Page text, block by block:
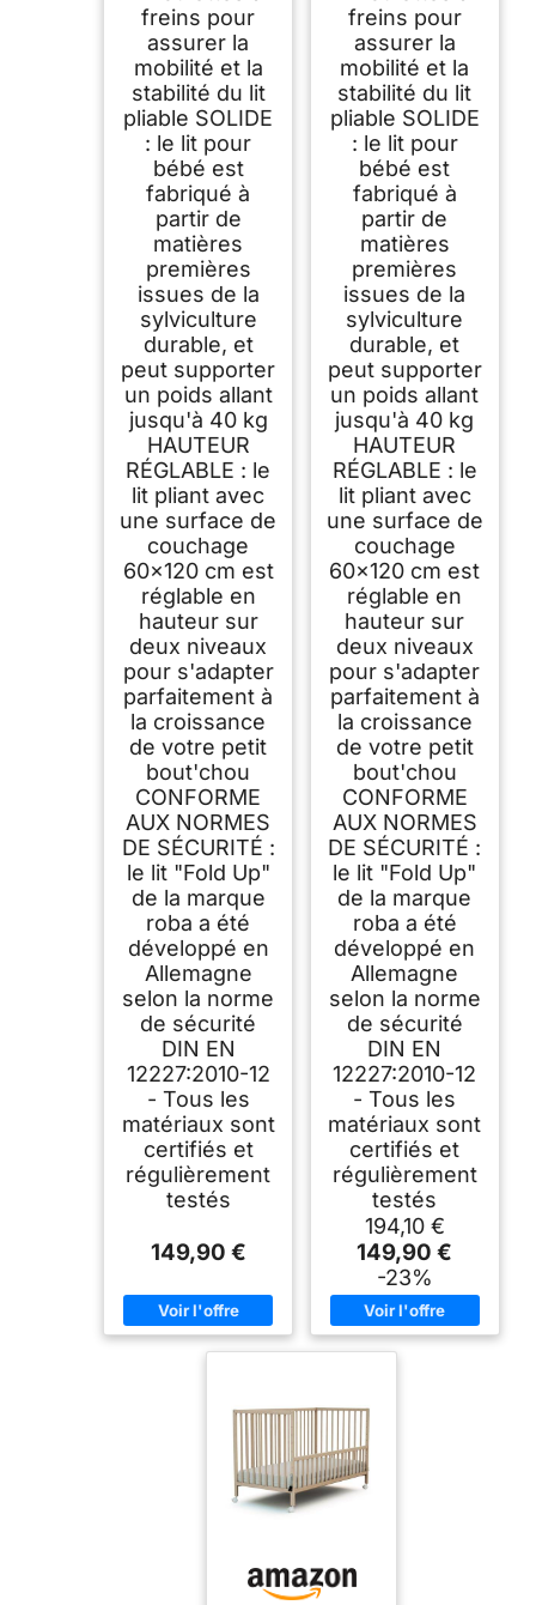
freins pour
assurer la
mobilité et la
stabilité du lit
pliable SOLIDE
: le lit pour
bébé est
fabriqué à
partir de
matières
premières
issues de la
sylviculture
durable, et
peut supporter
un poids allant
jusqu'à 40 kg
HAUTEUR
RÉGLABLE : le
lit pliant avec
une surface de
couchage
60x120 cm est
réglable en
hauteur sur
deux niveaux
pour s'adapter
parfaitement à
la croissance
de votre petit
bout'chou
CONFORME
AUX NORMES
DE SÉCURITÉ :
le lit "Fold Up"
de la marque
roba a été
développé en
Allemagne
selon la norme
de sécurité
DIN EN
12227:2010-12
- Tous les
matériaux sont
certifiés et
régulièrement
testés
149,90 €
freins pour
assurer la
mobilité et la
stabilité du lit
pliable SOLIDE
: le lit pour
bébé est
fabriqué à
partir de
matières
premières
issues de la
sylviculture
durable, et
peut supporter
un poids allant
jusqu'à 40 kg
HAUTEUR
RÉGLABLE : le
lit pliant avec
une surface de
couchage
60x120 cm est
réglable en
hauteur sur
deux niveaux
pour s'adapter
parfaitement à
la croissance
de votre petit
bout'chou
CONFORME
AUX NORMES
DE SÉCURITÉ :
le lit "Fold Up"
de la marque
roba a été
développé en
Allemagne
selon la norme
de sécurité
DIN EN
12227:2010-12
- Tous les
matériaux sont
certifiés et
régulièrement
testés
194,10 €
149,90 €
-23%